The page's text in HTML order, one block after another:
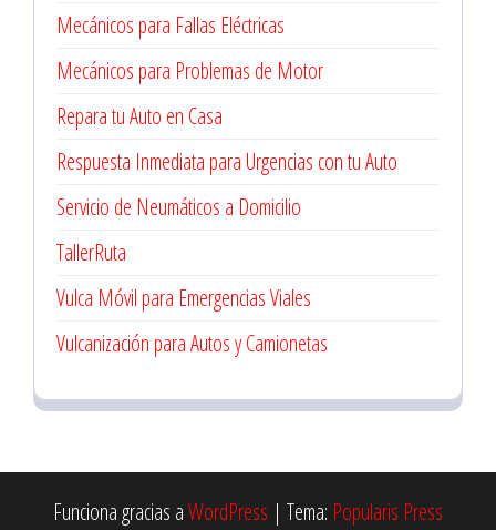
Mecánicos para Fallas Eléctricas
Mecánicos para Problemas de Motor
Repara tu Auto en Casa
Respuesta Inmediata para Urgencias con tu Auto
Servicio de Neumáticos a Domicilio
TallerRuta
Vulca Móvil para Emergencias Viales
Vulcanización para Autos y Camionetas
Funciona gracias aWordPress | Tema: Popularis Press